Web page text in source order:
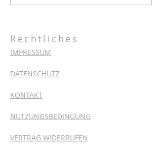
Rechtliches
IMPRESSUM
DATENSCHUTZ
KONTAKT
NUTZUNGSBEDINGUNG
VERTRAG WIDERRUFEN